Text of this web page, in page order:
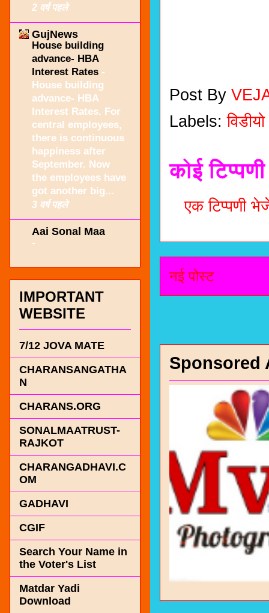
Post By
Labels:विडीयो
कोई
एक टिप्पणी
नई पोस्ट
Sponsored
2 वर्ष पहले
GujNews
House building
advance- HBA
Interest Rates -
House building
advance- HBA
Interest Rates. For
central employees,
there is continuous
happiness after
September. Now
the employees have
got another big...
3 वर्ष पहले
Aai Sonal Maa
-
IMPORTANT
WEBSITE
7/12 JOVA MATE
CHARANSANGATHA
N
CHARANS.ORG
SONALMAATRUST-
RAJKOT
CHARANGADHAVI.C
OM
GADHAVI
CGIF
Search Your Name in
the Voter's List
Matdar Yadi
Download